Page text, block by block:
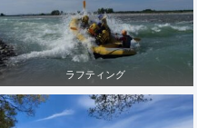
ラフティング